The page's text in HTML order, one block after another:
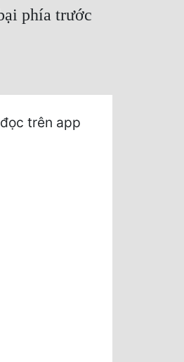
phía trước
trên app